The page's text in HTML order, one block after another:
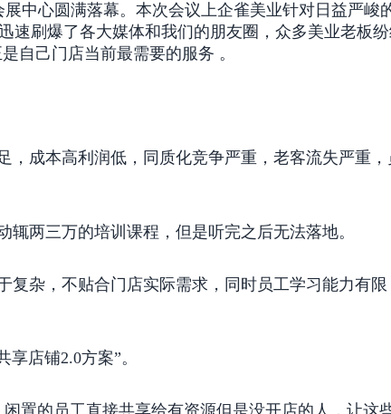
中心圆满落幕。本次会议上企雀美业针对日益严峻
速刷爆了各大媒体和我们的朋友圈，众多美业老板
自己门店当前最需要的服务 。
成本高利润低，同质化竞争严重，老客流失严重
两三万的培训课程，但是听完之后无法落地。
杂，不贴合门店实际需求，同时员工学习能力有
店铺2.0方案”。
置的员工直接共享给有资源但是没开店的人，让这